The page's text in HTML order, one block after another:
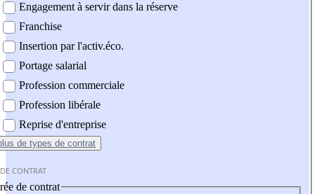
Engagement à servir dans la réserve
Franchise
Insertion par l'activ.éco.
Portage salarial
Profession commerciale
Profession libérale
Reprise d'entreprise
de types de contrat
CONTRAT
de contrat